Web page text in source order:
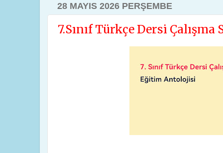
28 MAYIS 2026 PERŞEMBE
7.Sınıf Türkçe Dersi Çalışma